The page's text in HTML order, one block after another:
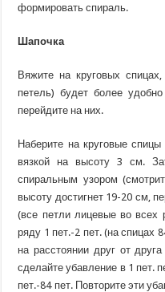
формировать спираль.
Шапочка
Вяжите на круговых
петель) будет более
перейдите на них.
Наберите на круговые
вязкой на высоту 3 см.
спиральным узором
высоту достигнет 19-20 см,
(все петли лицевые во
ряду 1 пет.-2 пет. (на спицах
на расстоянии друг от
сделайте убавление в 1 пет.
пет.-84 пет. Повторите эти